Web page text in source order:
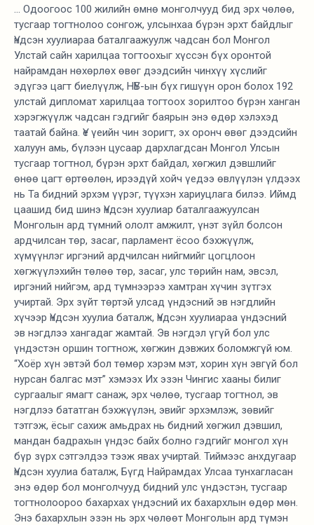
... Одоогоос 100 жилийн өмнө монголчууд бид эрх чөлөө,
тусгаар тогтнолоо сонгож, улсынхаа бүрэн эрхт байдлыг
Үндсэн хуулиараа баталгаажуулж чадсан бол Монгол
Улстай сайн харилцаа тогтоохыг хүссэн бүх оронтой
найрамдан нөхөрлөх өвөг дээдсийн чинхүү хүслийг
эдүгээ цагт биелүүлж, НҮБ-ын бүх гишүүн орон болох 192
улстай дипломат харилцаа тогтоох зорилтоо бүрэн ханган
хэрэгжүүлж чадсан гэдгийг баярын энэ өдөр хэлэхэд
таатай байна. Үе үеийн чин зоригт, эх оронч өвөг дээдсийн
халуун амь, бүлээн цусаар дархлагдсан Монгол Улсын
тусгаар тогтнол, бүрэн эрхт байдал, хөгжил дэвшлийг
өнөө цагт өртөөлөн, ирээдүй хойч үедээ өвлүүлэн үлдээх
нь Та бидний эрхэм үүрэг, түүхэн хариуцлага билээ. Иймд
цаашид бид шинэ Үндсэн хуулиар баталгаажуулсан
Монголын ард түмний ололт амжилт, үнэт зүйл болсон
ардчилсан төр, засаг, парламент ёсоо бэхжүүлж,
хүмүүнлэг иргэний ардчилсан нийгмийг цогцлоон
хөгжүүлэхийн төлөө төр, засаг, улс төрийн нам, эвсэл,
иргэний нийгэм, ард түмнээрээ хамтран хүчин зүтгэх
учиртай. Эрх зүйт төртэй улсад үндэсний эв нэгдлийн
хүчээр Үндсэн хуулиа баталж, Үндсэн хуулиараа үндэсний
эв нэгдлээ хангадаг жамтай. Эв нэгдэл үгүй бол улс
үндэстэн оршин тогтнож, хөгжин дэвжих боломжгүй юм.
“Хоёр хүн эвтэй бол төмөр хэрэм мэт, хорин хүн эвгүй бол
нурсан балгас мэт” хэмээх Их эзэн Чингис хааны билиг
сургаалыг ямагт санаж, эрх чөлөө, тусгаар тогтнол, эв
нэгдлээ бататган бэхжүүлэн, эвийг эрхэмлэж, зөвийг
тэтгэж, ёсыг сахиж амьдрах нь бидний хөгжил дэвшил,
мандан бадрахын үндэс байх болно гэдгийг монгол хүн
бүр зүрх сэтгэлдээ тээж явах учиртай. Тиймээс анхдугаар
Үндсэн хуулиа баталж, Бүгд Найрамдах Улсаа тунхагласан
энэ өдөр бол монголчууд бидний улс үндэстэн, тусгаар
тогтнолоороо бахархах үндэсний их бахархлын өдөр мөн.
Энэ бахархлын эзэн нь эрх чөлөөт Монголын ард түмэн